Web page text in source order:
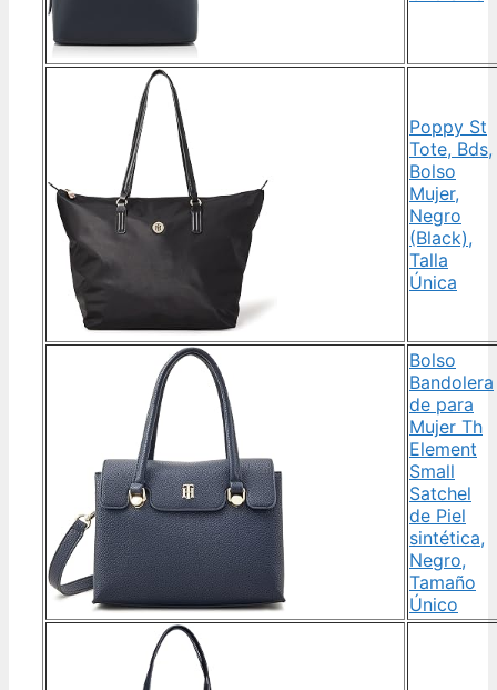
Poppy St
Tote, Bds,
Bolso
Mujer,
Negro
(Black),
Talla
Única
Bolso
Bandolera
de para
Mujer Th
Element
Small
Satchel
de Piel
sintética,
Negro,
Tamaño
Único